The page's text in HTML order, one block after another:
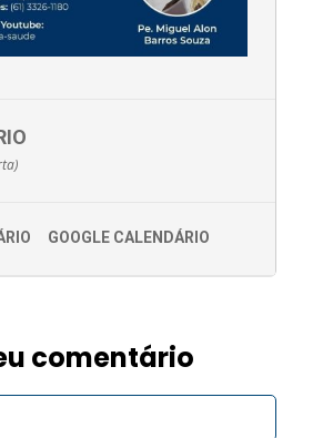
GOOGLE CALENDÁRIO
comentário